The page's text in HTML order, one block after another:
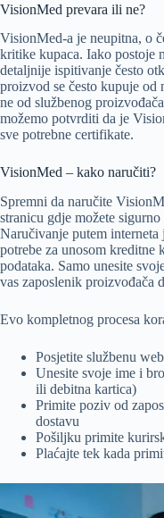
VisionMed prevara ili ne?
VisionMed-a je neupitna, o
kritike kupaca. Iako postoje
detaljnije ispitivanje često
proizvod se često kupuje od
ne od službenog
možemo potvrditi da je
sve potrebne certifikate.
VisionMed – kako naručiti?
Spremni da naručite
stranicu gdje možete
Naručivanje putem
potrebe za unosom
podataka. Samo unesite
vas zaposlenik proizvođača
Evo kompletnog procesa
Posjetite službenu
Unesite svoje ime i
ili debitna kartica)
Primite poziv od
dostavu
Pošiljku primite
Plaćajte tek kada